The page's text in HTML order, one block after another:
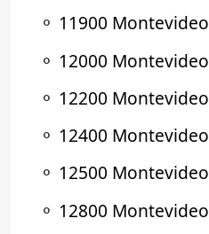
⚬ 11900 Montevideo
⚬ 12000 Montevideo
⚬ 12200 Montevideo
⚬ 12400 Montevideo
⚬ 12500 Montevideo
⚬ 12800 Montevideo